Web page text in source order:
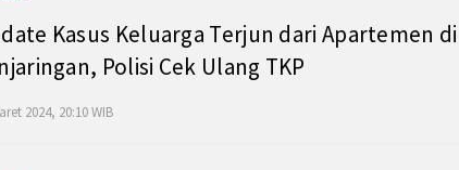
Kasus Keluarga Terjun dari Apartemen di
Polisi Cek Ulang TKP
2024, 20:10 WIB